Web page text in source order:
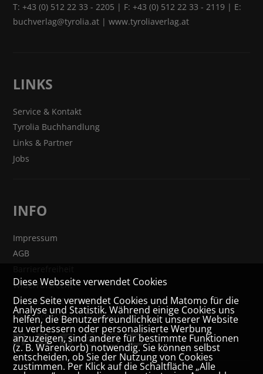
T:+43 (0) 512 22 33 - 2205 | F: +43 (0) 512 22 33 - 2119 | E:
buchverlag@tyrolia.at |www.tyroliaverlag.at
LINKS
Service & Kontakt
Tyrolia Buchhandlung
Links & Partner
Jobs
INFO
Impressum
AGB
Widerrufsrecht
VERTRAG WIDERRUFEN
Datenschutz- und Cookieerklärung
Diese Webseite verwendet Cookies
Diese Seite verwendet Cookies und Matomo für die
Analyse und Statistik. Während einige Cookies uns
helfen, die Benutzerfreundlichkeit unserer Website
zu verbessern oder personalisierte Werbung
anzuzeigen, sind andere für bestimmte Funktionen
(z. B. Warenkorb) notwendig. Sie können selbst
entscheiden, ob Sie der Nutzung von Cookies
zustimmen. Per Klick auf die Schaltfläche „Alle